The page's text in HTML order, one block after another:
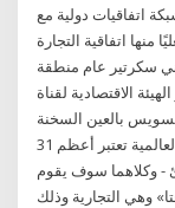
اتفاقيات دولية مع
مطبقة فعليًا منها اتفاقية التجارة
سكرتير عام منطقة
الاقتصادية لقناة
بالعين السخنة
31 تشرين الأول (أكتوبر) 2016 إن التجارة الحرة العالمية تعتبر أعظم
- وكلاهما سوف يقوم
وهي التجارية وذلك